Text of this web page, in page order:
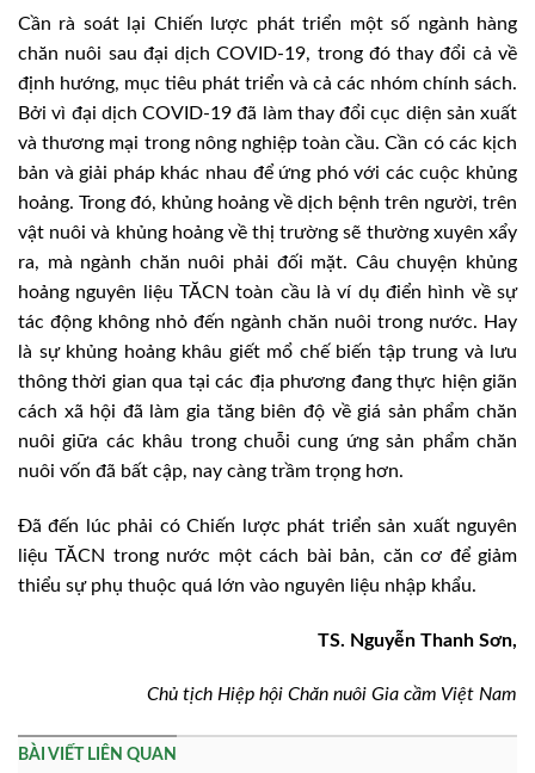
Cần rà soát lại Chiến lược phát triển một số ngành hàng
chăn nuôi sau đại dịch COVID-19, trong đó thay đổi cả về
định hướng, mục tiêu phát triển và cả các nhóm chính sách.
Bởi vì đại dịch COVID-19 đã làm thay đổi cục diện sản xuất
và thương mại trong nông nghiệp toàn cầu. Cần có các kịch
bản và giải pháp khác nhau để ứng phó với các cuộc khủng
hoảng. Trong đó, khủng hoảng về dịch bệnh trên người, trên
vật nuôi và khủng hoảng về thị trường sẽ thường xuyên xẩy
ra, mà ngành chăn nuôi phải đối mặt. Câu chuyện khủng
hoảng nguyên liệu TĂCN toàn cầu là ví dụ điển hình về sự
tác động không nhỏ đến ngành chăn nuôi trong nước. Hay
là sự khủng hoảng khâu giết mổ chế biến tập trung và lưu
thông thời gian qua tại các địa phương đang thực hiện giãn
cách xã hội đã làm gia tăng biên độ về giá sản phẩm chăn
nuôi giữa các khâu trong chuỗi cung ứng sản phẩm chăn
nuôi vốn đã bất cập, nay càng trầm trọng hơn.
Đã đến lúc phải có Chiến lược phát triển sản xuất nguyên
liệu TĂCN trong nước một cách bài bản, căn cơ để giảm
thiểu sự phụ thuộc quá lớn vào nguyên liệu nhập khẩu.
TS. Nguyễn Thanh Sơn,
Chủ tịch Hiệp hội Chăn nuôi Gia cầm Việt Nam
BÀI VIẾT LIÊN QUAN